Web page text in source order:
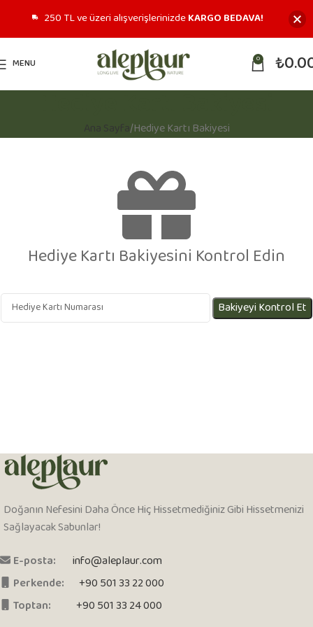
MENU 0 ₺
Hediye Kartı Bakiyesi
Ana Sayfa Hediye Kartı Bakiyesi
Hediye Kartı Bakiyesini Kontrol Edin
Doğanın Nefesini Daha Önce Hiç Hissetmediğiniz Gibi Hissetmenizi
Sağlayacak Sabunlar!
E-posta:
info@aleplaur.com
Perkende:
+90 501 33 22 000
Toptan:
+90 501 33 24 000
250 TL ve üzeri alışverişlerinizdeKARGO BEDAVA!